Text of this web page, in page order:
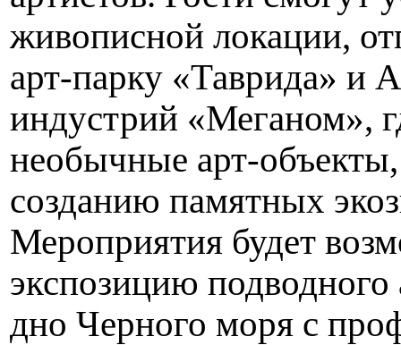
живописной локации,
арт-парку «Таврида» и
индустрий «Меганом»,
необычные арт-
созданию памятных
Мероприятия будет
экспозицию
дно Черного моря с